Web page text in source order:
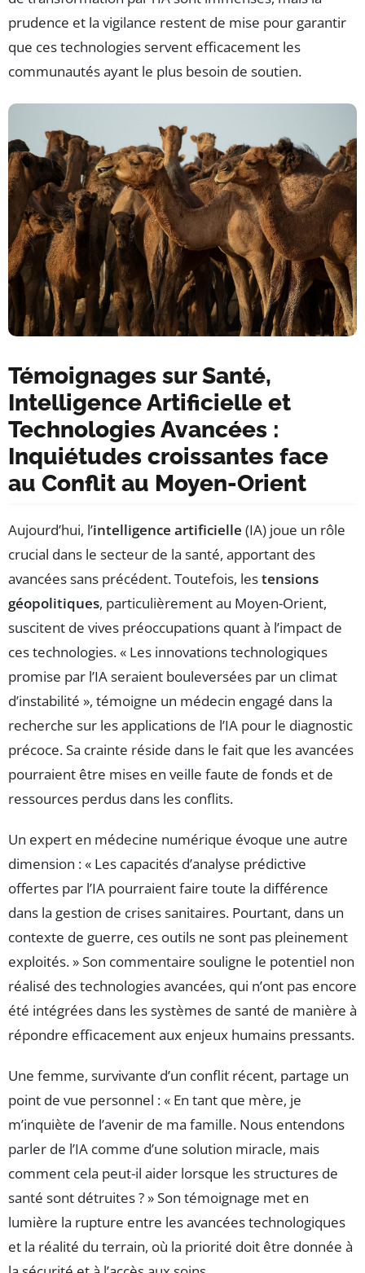
prudence et la vigilance restent de mise pour garantir
que ces technologies servent efficacement les
communautés ayant le plus besoin de soutien.
Témoignages sur Santé,
Intelligence Artificielle et
Technologies Avancées :
Inquiétudes croissantes face
au Conflit au Moyen-Orient
Aujourd’hui, l’intelligence artificielle (IA) joue un rôle
crucial dans le secteur de la santé, apportant des
avancées sans précédent. Toutefois, lestensions
géopolitiques, particulièrement au Moyen-Orient,
suscitent de vives préoccupations quant à l’impact de
ces technologies. « Les innovations technologiques
promise par l’IA seraient bouleversées par un climat
d’instabilité », témoigne un médecin engagé dans la
recherche sur les applications de l’IA pour le diagnostic
précoce. Sa crainte réside dans le fait que les avancées
pourraient être mises en veille faute de fonds et de
ressources perdus dans les conflits.
Un expert en médecine numérique évoque une autre
dimension : « Les capacités d’analyse prédictive
offertes par l’IA pourraient faire toute la différence
dans la gestion de crises sanitaires. Pourtant, dans un
contexte de guerre, ces outils ne sont pas pleinement
exploités. » Son commentaire souligne le potentiel non
réalisé des technologies avancées, qui n’ont pas encore
été intégrées dans les systèmes de santé de manière à
répondre efficacement aux enjeux humains pressants.
Une femme, survivante d’un conflit récent, partage un
point de vue personnel : « En tant que mère, je
m’inquiète de l’avenir de ma famille. Nous entendons
parler de l’IA comme d’une solution miracle, mais
comment cela peut-il aider lorsque les structures de
santé sont détruites ? » Son témoignage met en
lumière la rupture entre les avancées technologiques
et la réalité du terrain, où la priorité doit être donnée à